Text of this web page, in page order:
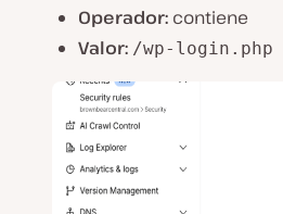
Operador: contiene
Valor: /wp-login.php